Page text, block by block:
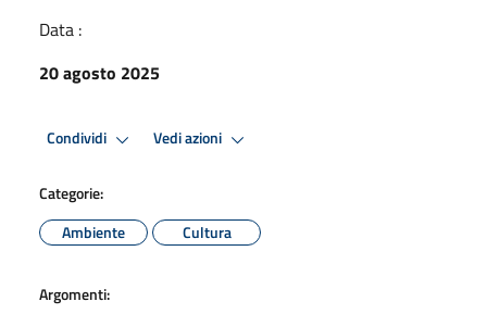
Data :
20 agosto 2025
Condividi Vedi azioni
Categorie:
Ambiente
Cultura
Argomenti: